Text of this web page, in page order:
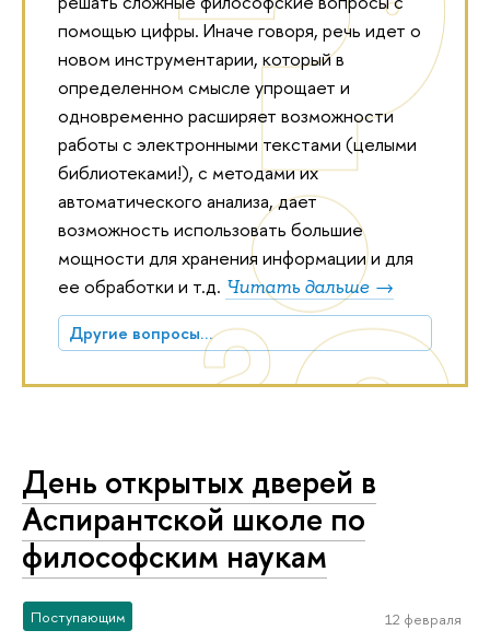
помощью цифры. Иначе говоря, речь идет о
новом инструментарии, который в
определенном смысле упрощает и
одновременно расширяет возможности
работы с электронными текстами (целыми
библиотеками!), с методами их
автоматического анализа, дает
возможность использовать большие
мощности для хранения информации и для
ее обработки и т.д. Читать дальше →
Другие вопросы…
День открытых дверей в
Аспирантской школе по
философским наукам
Поступающим 12 февраля